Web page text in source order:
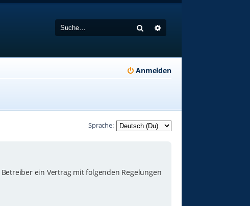
Suche
Anmelden
Sprache:
ein Vertrag mit folgenden Regelungen